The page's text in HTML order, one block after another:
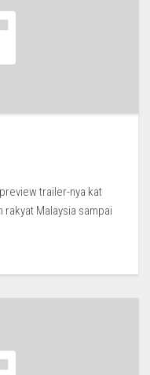
trailer-nya kat
rakyat Malaysia sampai